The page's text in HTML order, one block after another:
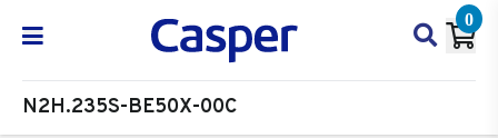
0
N2H.235S-BE50X-00C